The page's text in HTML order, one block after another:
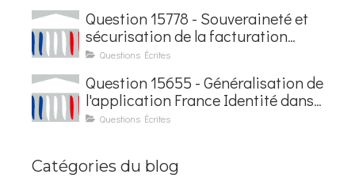
Question 15778 - Souveraineté et
sécurisation de la facturation
électronique
Questions Écrites
Question 15655 - Généralisation de
l'application France Identité dans
les contrôles du quotidien
Questions Écrites
Catégories du blog